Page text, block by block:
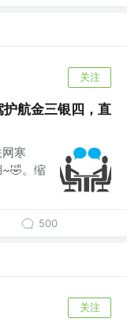
关注
航金三银四，直
寒
。缩
500
关注